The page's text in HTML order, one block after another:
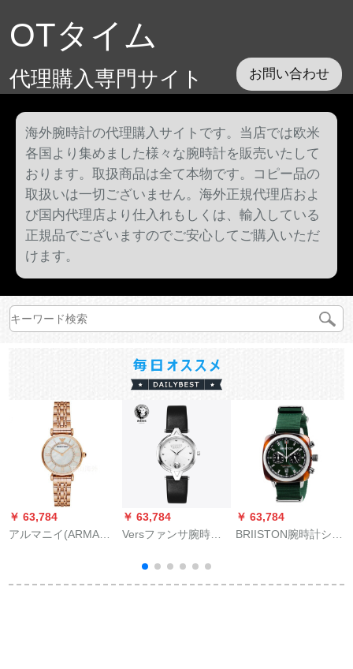
OTタイム
代理購入専門サイト お問い合わせ
海外腕時計の代理購入サイトです。当店では欧米
各国より集めました様々な腕時計を販売いたして
おります。取扱商品は全て本物です。コピー品の
取扱いは一切ございません。海外正規代理店およ
び国内代理店より仕入れもしくは、輸入している
正規品でございますのでご安心してご購入いただ
けます。
￥ 63,784
アルマニイ(ARMANI)
ジネガスさん腕時計
￥ 63,784
Versファンサ腕時計
好きな文字盤女表3 3
Dレリ·フ·ドV形時計
￥ 63,784
BRIISTON腕時計シリ
水クロノグラフ多機